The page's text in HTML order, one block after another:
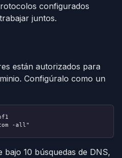
configurados
juntos.
están autorizados para
Configúralo como un
-all"
bajo 10 búsquedas de DNS,